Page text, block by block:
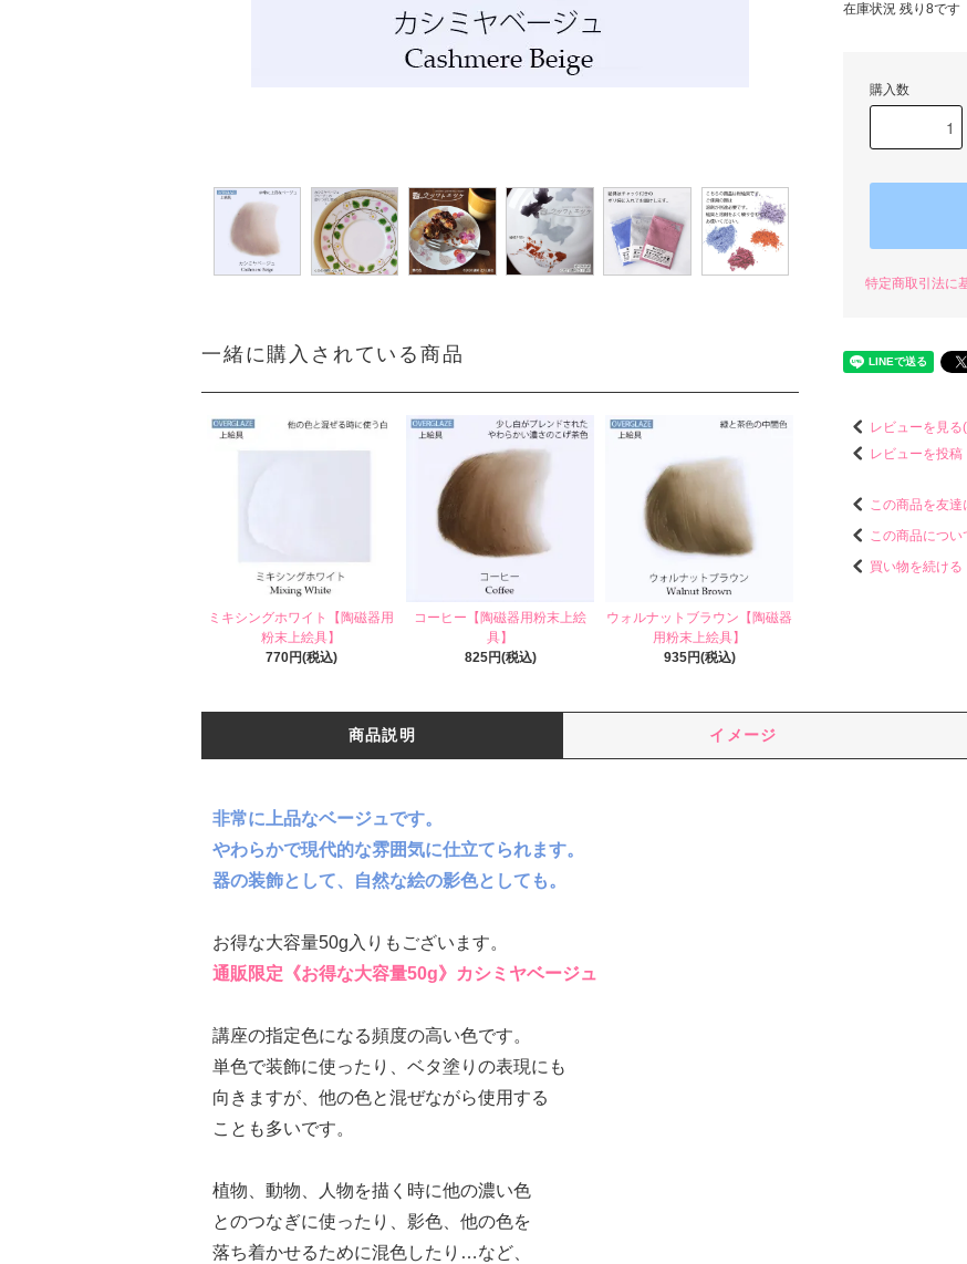
一緒に購入されている商品
ミキシングホワイト【陶磁器用
粉末上絵具】
770円(税込)
コーヒー【陶磁器用粉末上絵
具】
825円(税込)
ウォルナットブラウン【陶磁器
用粉末上絵具】
935円(税込)
在庫状況 残り8です
購入数
特定商取引法に
レビューを見る
レビューを投稿
この商品を友達
この商品につい
買い物を続ける
商品説明 イメージ
非常に上品なベージュです。
やわらかで現代的な雰囲気に仕立てられます。
器の装飾として、自然な絵の影色としても。
お得な大容量50g入りもございます。
通販限定《お得な大容量50g》カシミヤベージュ
講座の指定色になる頻度の高い色です。
単色で装飾に使ったり、ベタ塗りの表現にも
向きますが、他の色と混ぜながら使用する
ことも多いです。
植物、動物、人物を描く時に他の濃い色
とのつなぎに使ったり、影色、他の色を
落ち着かせるために混色したり…など、